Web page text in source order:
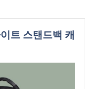
트 스탠드백 캐